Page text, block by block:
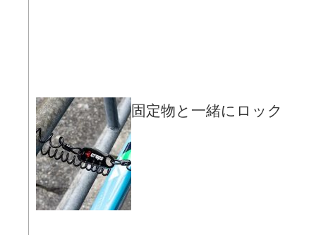
固定物と一緒にロック